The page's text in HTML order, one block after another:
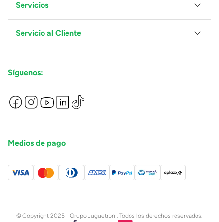
Grupo Juguetron
Localiza tu tienda
Blog
Servicios
Facturación
Proveedores
Servicio al Cliente
Preguntas Frecuentes
Términos y Condiciones
Devoluciones de Compras en Línea
Síguenos:
Medios de pago
© Copyright 2025 - Grupo Juguetron . Todos los derechos reservados.